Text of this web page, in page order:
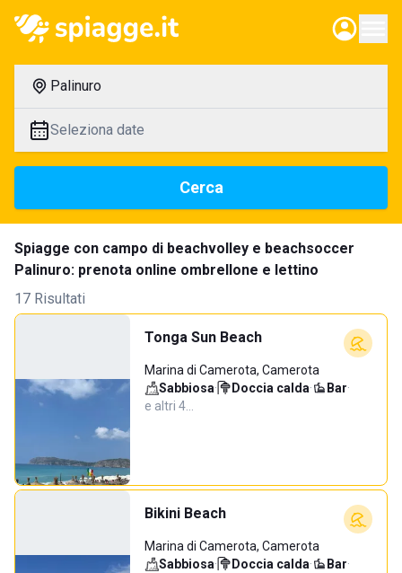
Palinuro
Seleziona date
Cerca
Spiagge con campo di beachvolley e beachsoccer
Palinuro: prenota online ombrellone e lettino
17 Risultati
Tonga Sun Beach
Marina di Camerota, Camerota
Sabbiosa· Doccia calda· Bar·
e altri 4…
Bikini Beach
Marina di Camerota, Camerota
Sabbiosa· Doccia calda· Bar·